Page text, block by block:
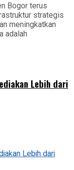
Bogor terus
strategis
meningkatkan
adalah
Lebih dari